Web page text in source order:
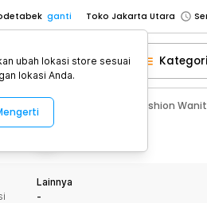
ganti Toko Jakarta Utara
Toko Tangerang
Toko Cikupa
Pick n Go Jakarta Barat
Pick n Go Bekasi
Kategori
Up & Beauty Care Fashion
Produk
Lainnya
-
ubah lokasi store sesuai
lokasi Anda.